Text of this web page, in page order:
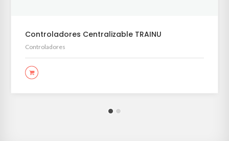
Controladores Centralizable TRAINU
Controladores
LEER MÁS